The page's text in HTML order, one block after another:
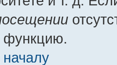
функцию.
началу